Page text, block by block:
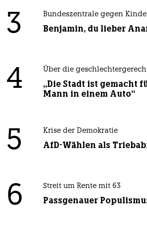
3 Bundeszentrale gegen
Benjamin, du lieber
4 Über die
„Die Stadt ist gemacht
Mann in einem Auto“
5 Krise der Demokratie
AfD-Wählen als
6 Streit um Rente mit 63
Passgenauer